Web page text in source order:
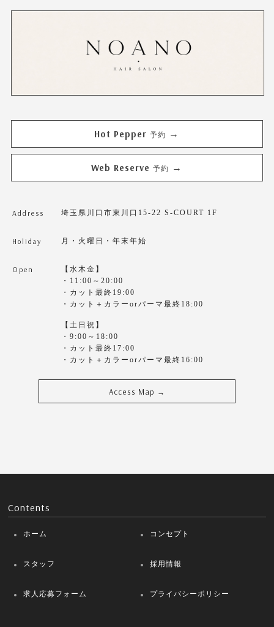
Hot Pepper 予約 →
Web Reserve 予約 →
Address 埼玉県川口市東川口15-22 S-COURT 1F
Holiday 月・火曜日・年末年始
Open
【水木金】
・11:00～20:00
・カット最終19:00
・カット＋カラーorパーマ最終18:00
【土日祝】
・9:00～18:00
・カット最終17:00
・カット＋カラーorパーマ最終16:00
Access Map →
Contents
ホーム コンセプト
スタッフ 採用情報
求人応募フォーム プライバシーポリシー